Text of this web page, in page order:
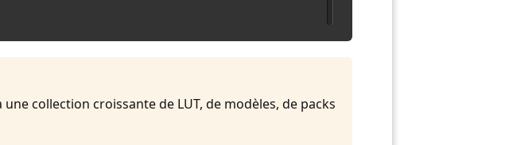
collection croissante de LUT, de modèles, de packs